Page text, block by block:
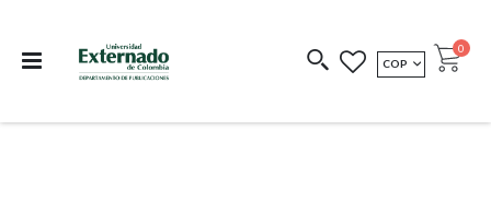
COEDICIONES REDIMIR CÓDIGO
MONEDA
COP Cart
0